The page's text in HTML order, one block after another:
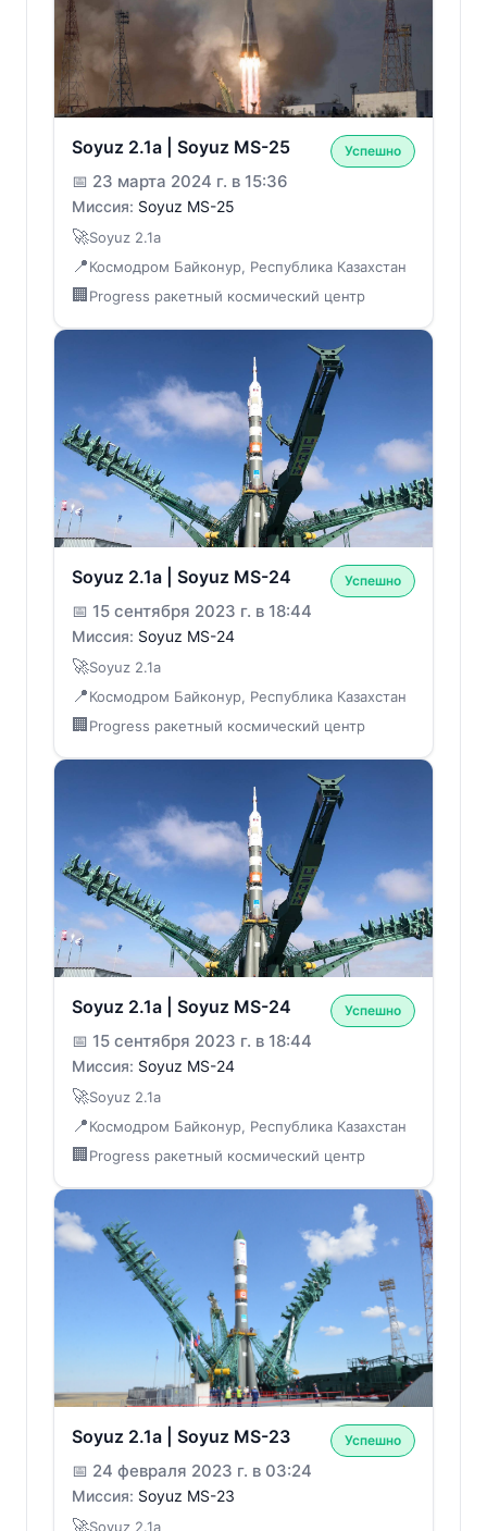
Soyuz 2.1a | Soyuz MS-25 Успешно
📅 23 марта 2024 г. в 15:36
Миссия: Soyuz MS-25
🚀Soyuz 2.1a
📍Космодром Байконур, Республика Казахстан
🏢 Progress ракетный космический центр
Soyuz 2.1a | Soyuz MS-24 Успешно
📅 15 сентября 2023 г. в 18:44
Миссия: Soyuz MS-24
🚀Soyuz 2.1a
📍Космодром Байконур, Республика Казахстан
🏢 Progress ракетный космический центр
Soyuz 2.1a | Soyuz MS-24 Успешно
📅 15 сентября 2023 г. в 18:44
Миссия: Soyuz MS-24
🚀Soyuz 2.1a
📍Космодром Байконур, Республика Казахстан
🏢 Progress ракетный космический центр
Soyuz 2.1a | Soyuz MS-23 Успешно
📅 24 февраля 2023 г. в 03:24
Миссия: Soyuz MS-23
🚀Soyuz 2.1a